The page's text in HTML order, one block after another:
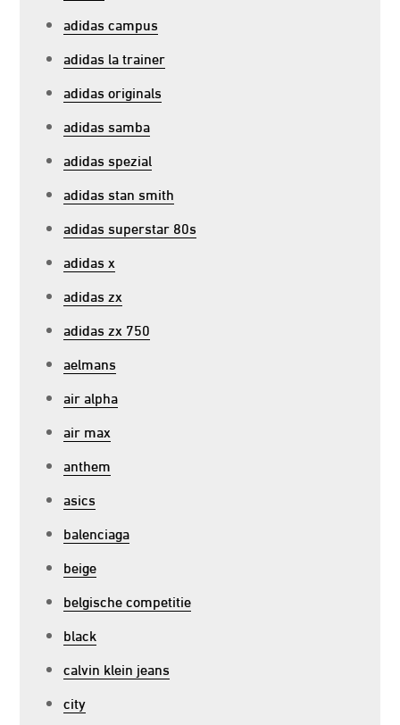
adidas campus
adidas la trainer
adidas originals
adidas samba
adidas spezial
adidas stan smith
adidas superstar 80s
adidas x
adidas zx
adidas zx 750
aelmans
air alpha
air max
anthem
asics
balenciaga
beige
belgische competitie
black
calvin klein jeans
city